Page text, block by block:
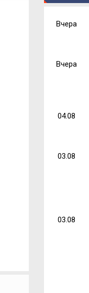
Вчера
Вчера
04.08
03.08
03.08